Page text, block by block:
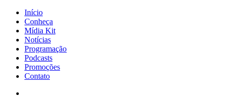
Início
Conheça
Mídia Kit
Notícias
Programação
Podcasts
Promoções
Contato